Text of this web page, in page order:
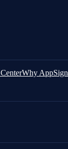
Why